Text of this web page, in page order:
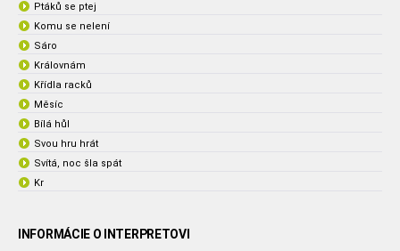
Ptáků se ptej
Komu se nelení
Sáro
Královnám
Křídla racků
Měsíc
Bílá hůl
Svou hru hrát
Svítá, noc šla spát
Kr
INFORMÁCIE O INTERPRETOVI